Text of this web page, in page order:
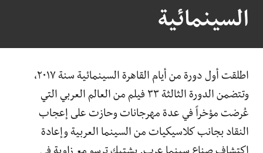
السينمائية
اطلقت أول دورة من أيام القاهرة السينمائية سنة ٢٠١٧،
وتتضمن الدورة الثالثة ٣٣ فيلم من العالم العربي التي
عُرضت مؤخراً في عدة مهرجانات وحازت على إعجاب
النقاد بجانب كلاسيكيات من السينما العربية وإعادة